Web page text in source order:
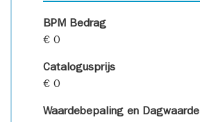
BPM Bedrag
€ 0
Catalogusprijs
€ 0
Waardebepaling en Dagwaarde